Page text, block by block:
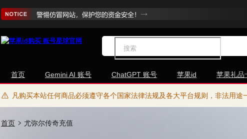
首页 Gemini AI 账号 ChatGPT 账号 苹果id 苹果礼品
凡购买本站任何商品必须遵守各个国家法律法规及各大平台规则，非法用途
首页 尤弥尔传奇充值